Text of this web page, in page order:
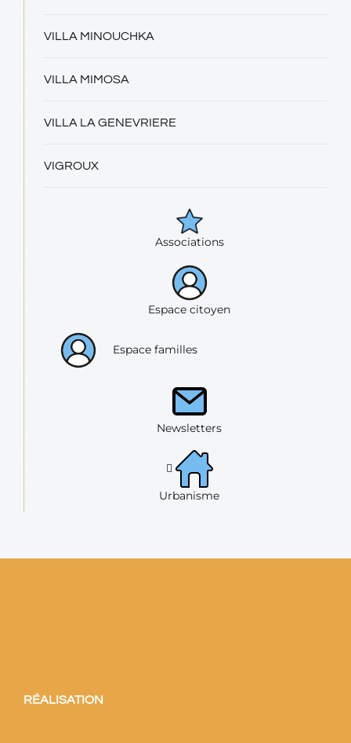
VILLA MINOUCHKA
VILLA MIMOSA
VILLA LA GENEVRIERE
VIGROUX
Associations
Espace citoyen
Espace familles
Newsletters
Urbanisme
RÉALISATION